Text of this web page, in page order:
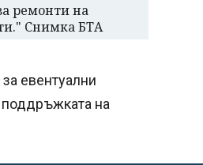
ремонти на
Снимка БТА
евентуални
на